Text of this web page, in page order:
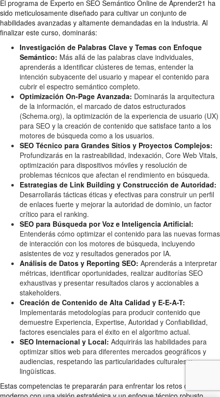
El programa de Experto en SEO Semántico Online de Aprender21 ha
sido meticulosamente diseñado para cultivar un conjunto de
habilidades avanzadas y altamente demandadas en la industria. Al
finalizar este curso, dominarás:
Investigación de Palabras Clave y Temas con Enfoque
Semántico: Más allá de las palabras clave individuales,
aprenderás a identificar clústeres de temas, entender la
intención subyacente del usuario y mapear el contenido para
cubrir el espectro semántico completo.
Optimización On-Page Avanzada: Dominarás la arquitectura
de la información, el marcado de datos estructurados
(Schema.org), la optimización de la experiencia de usuario (UX)
para SEO y la creación de contenido que satisface tanto a los
motores de búsqueda como a los usuarios.
SEO Técnico para Grandes Sitios y Proyectos Complejos:
Profundizarás en la rastreabilidad, indexación, Core Web Vitals,
optimización para dispositivos móviles y resolución de
problemas técnicos que afectan el rendimiento en búsqueda.
Estrategias de Link Building y Construcción de Autoridad:
Desarrollarás tácticas éticas y efectivas para construir un perfil
de enlaces fuerte y mejorar la autoridad de dominio, un factor
crítico para el ranking.
SEO para Búsqueda por Voz e Inteligencia Artificial:
Entenderás cómo optimizar el contenido para las nuevas formas
de interacción con los motores de búsqueda, incluyendo
asistentes de voz y resultados generados por IA.
Análisis de Datos y Reporting SEO: Aprenderás a interpretar
métricas, identificar oportunidades, realizar auditorías SEO
exhaustivas y presentar resultados claros y accionables a
stakeholders.
Creación de Contenido de Alta Calidad y E-E-A-T:
Implementarás metodologías para producir contenido que
demuestre Experiencia, Expertise, Autoridad y Confiabilidad,
factores esenciales para el éxito en el algoritmo actual.
SEO Internacional y Local: Adquirirás las habilidades para
optimizar sitios web para diferentes mercados geográficos y
audiencias, respetando las particularidades culturales y
lingüísticas.
Estas competencias te prepararán para enfrentar los retos del SEO